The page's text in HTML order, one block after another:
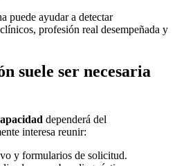
puede ayudar a detectar
profesión real desempeñada y
suele ser necesaria
dependerá del
interesa reunir:
y formularios de solicitud.